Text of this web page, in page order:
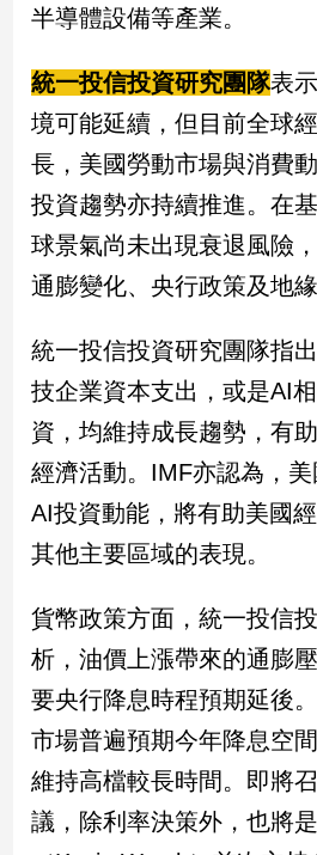
動
物
Pet
影
音
專
區
合
作
媒
體
投
稿
區
【我
的
觀
點】
半導體設備等產業。
統一投信投資研究團隊表
境可能延續，但目前全球
長，美國勞動市場與消費
投資趨勢亦持續推進。在
球景氣尚未出現衰退風險
通膨變化、央行政策及地緣
統一投信投資研究團隊指
技企業資本支出，或是AI
資，均維持成長趨勢，有
經濟活動。IMF亦認為，
AI投資動能，將有助美國
其他主要區域的表現。
貨幣政策方面，統一投信
析，油價上漲帶來的通膨
要央行降息時程預期延後
市場普遍預期今年降息空
維持高檔較長時間。即將
議，除利率決策外，也將